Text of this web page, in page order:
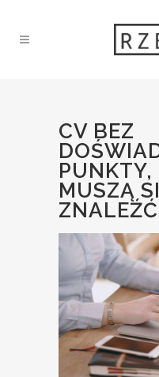
CV BEZ
PUNKTY,
MUSZĄ
ZNALEŹĆ